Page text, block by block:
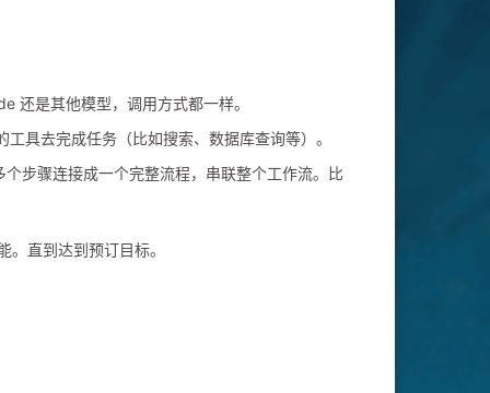
还是其他模型，调用方式都一样。
具去完成任务（比如搜索、数据库查询等）。
步骤连接成一个完整流程，串联整个工作流。比
直到达到预订目标。